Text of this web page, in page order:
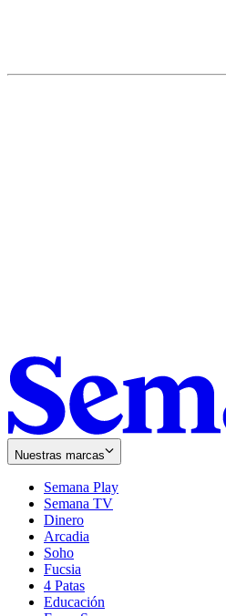
Nuestras marcas
Semana Play
Semana TV
Dinero
Arcadia
Soho
in
new
window
Fucsia
in
new
4 Patas
Educación